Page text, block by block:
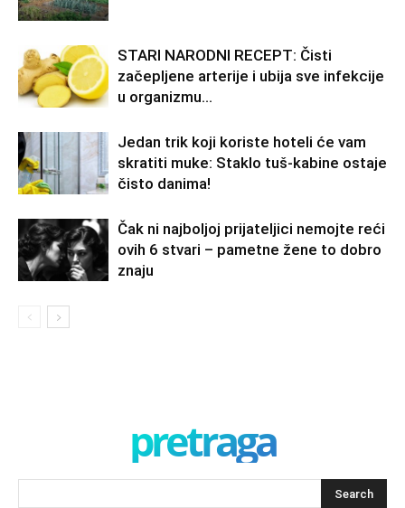
STARI NARODNI RECEPT: Čisti
začepljene arterije i ubija sve infekcije
u organizmu…
Jedan trik koji koriste hoteli će vam
skratiti muke: Staklo tuš-kabine ostaje
čisto danima!
Čak ni najboljoj prijateljici nemojte reći
ovih 6 stvari – pametne žene to dobro
znaju
pretraga